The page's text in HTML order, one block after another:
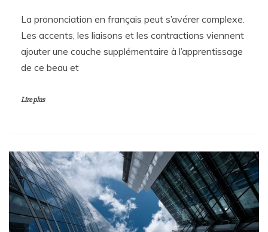
La prononciation en français peut s’avérer complexe.
Les accents, les liaisons et les contractions viennent
ajouter une couche supplémentaire à l’apprentissage
de ce beau et
Lire plus